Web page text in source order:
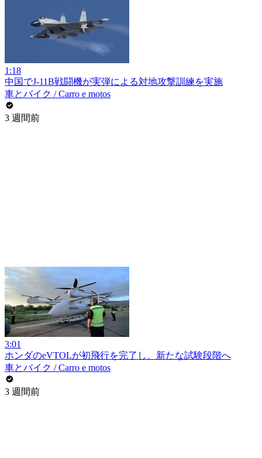
1:18
中国でJ-11B戦闘機が実弾による対地攻撃訓練を実施
車とバイク / Carro e motos
3 週間前
3:01
ホンダのeVTOLが初飛行を完了し、新たな試験段階へ
車とバイク / Carro e motos
3 週間前